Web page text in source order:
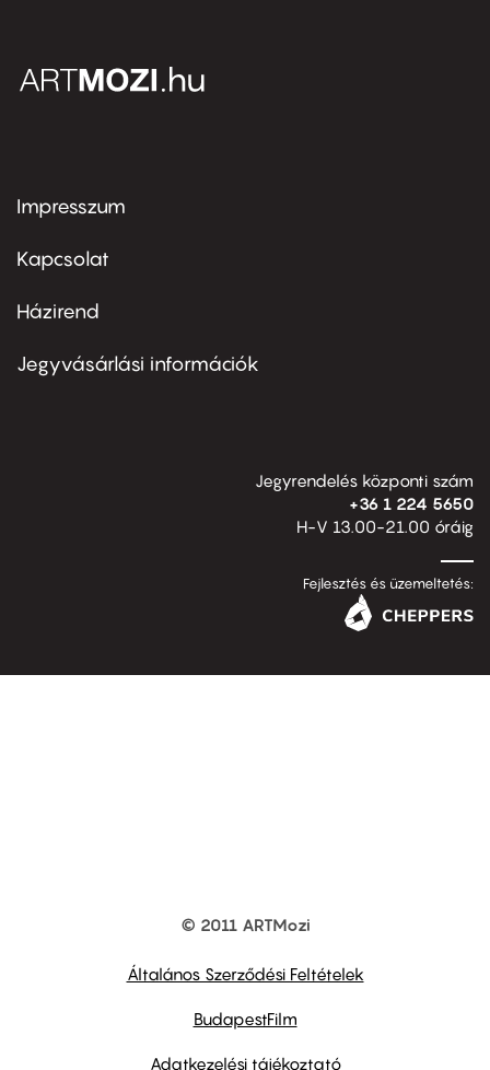
Footer
first
Impresszum
Kapcsolat
Footer
second
Házirend
Jegyvásárlási információk
Jegyrendelés központi szám
+36 1 224 5650
H-V 13.00-21.00 óráig
Fejlesztés és üzemeltetés:
© 2011 ARTMozi
Általános Szerződési Feltételek
BudapestFilm
Adatkezelési tájékoztató